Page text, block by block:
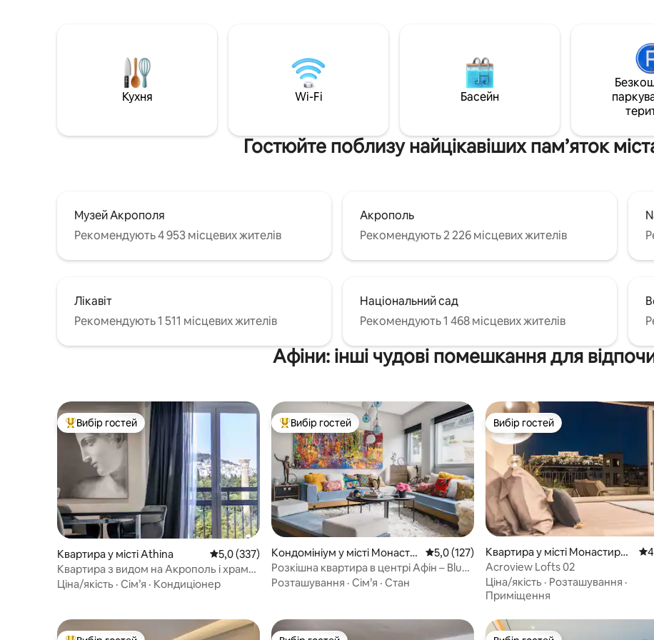
Кухня Wi-Fi Басейн
Гостюйте поблизу найцікавіших пам’яток
Музей Акрополя
Рекомендують 4 953 місцевих жителів
Акрополь
Рекомендують 2 226 місцевих жителів
Лікавіт
Рекомендують 1 511 місцевих жителів
Національний сад
Рекомендують 1 468 місцевих жителів
Афіни: інші чудові помешкання для
Топ вибір гостей
Вибір гостей
Квартира у місті Athina Середня оцінка: 5,0 з 5, відгуки: 337
5,0 (337)
Квартира з видом на Акрополь і храм
Зевса
Ціна/якість · Сім’я · Кондиціонер
Топ вибір гостей
Вибір гостей
Кондомініум у місті Монасти
ракі
Середня оцінка: 5,0 з 5, відгуки: 127
5,0 (127)
Розкішна квартира в центрі Афін – Blue
Graphite
Розташування · Сім’я · Стан
Вибір гостей
Вибір гостей
Квартира у місті Монастирак
іAcroview Lofts 02
Ціна/якість · Розташування ·
Приміщення